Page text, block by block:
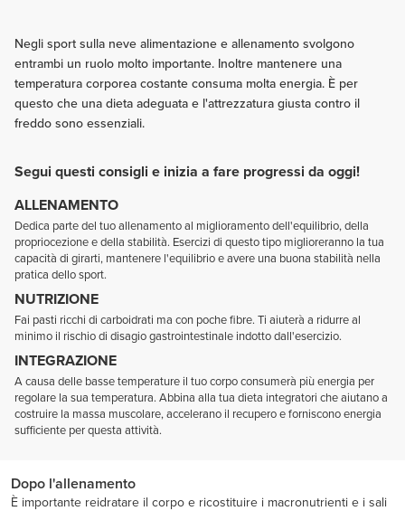
Negli sport sulla neve alimentazione e allenamento svolgono
entrambi un ruolo molto importante. Inoltre mantenere una
temperatura corporea costante consuma molta energia. È per
questo che una dieta adeguata e l'attrezzatura giusta contro il
freddo sono essenziali.
Segui questi consigli e inizia a fare progressi da oggi!
ALLENAMENTO
Dedica parte del tuo allenamento al miglioramento dell'equilibrio, della
propriocezione e della stabilità. Esercizi di questo tipo miglioreranno la tua
capacità di girarti, mantenere l'equilibrio e avere una buona stabilità nella
pratica dello sport.
NUTRIZIONE
Fai pasti ricchi di carboidrati ma con poche fibre. Ti aiuterà a ridurre al
minimo il rischio di disagio gastrointestinale indotto dall'esercizio.
INTEGRAZIONE
A causa delle basse temperature il tuo corpo consumerà più energia per
regolare la sua temperatura. Abbina alla tua dieta integratori che aiutano a
costruire la massa muscolare, accelerano il recupero e forniscono energia
sufficiente per questa attività.
Dopo l'allenamento
È importante reidratare il corpo e ricostituire i macronutrienti e i sali